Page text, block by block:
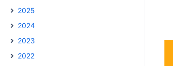
2025
2024
2023
2022